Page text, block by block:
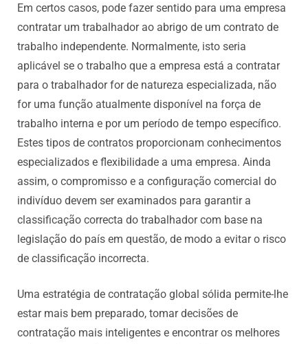
Em certos casos, pode fazer sentido para uma empresa
contratar um trabalhador ao abrigo de um contrato de
trabalho independente. Normalmente, isto seria
aplicável se o trabalho que a empresa está a contratar
para o trabalhador for de natureza especializada, não
for uma função atualmente disponível na força de
trabalho interna e por um período de tempo específico.
Estes tipos de contratos proporcionam conhecimentos
especializados e flexibilidade a uma empresa. Ainda
assim, o compromisso e a configuração comercial do
indivíduo devem ser examinados para garantir a
classificação correcta do trabalhador com base na
legislação do país em questão, de modo a evitar o risco
de classificação incorrecta.
Uma estratégia de contratação global sólida permite-lhe
estar mais bem preparado, tomar decisões de
contratação mais inteligentes e encontrar os melhores